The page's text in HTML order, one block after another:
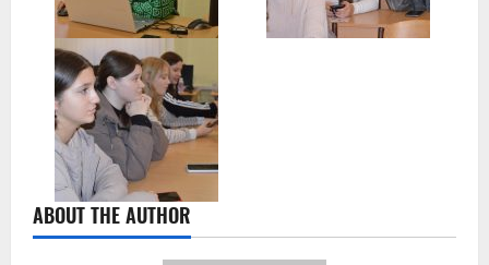
ABOUT THE AUTHOR